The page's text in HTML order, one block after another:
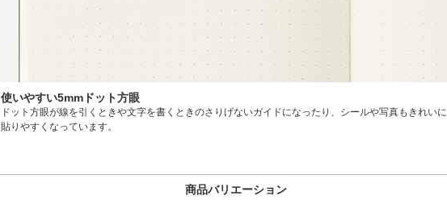
使いやすい5mmドット方眼
ドット方眼が線を引くときや文字を書くときのさりげないガイドになったり、シールや写真もきれいに
貼りやすくなっています。
商品バリエーション